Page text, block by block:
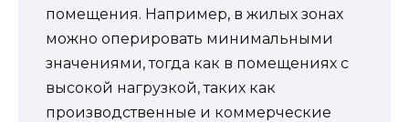
помещения. Например, в жилых зонах
можно оперировать минимальными
значениями, тогда как в помещениях с
высокой нагрузкой, таких как
производственные и коммерческие